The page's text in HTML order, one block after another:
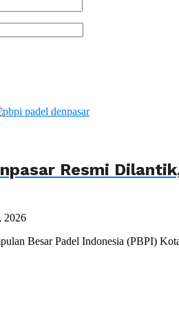
Resmi
2026
Besar Padel Indonesia (PBPI)